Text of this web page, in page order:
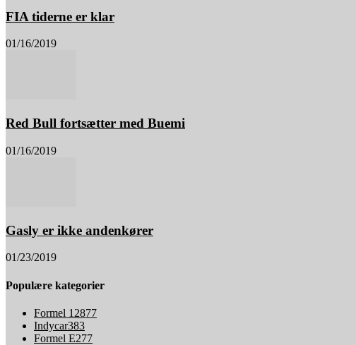
FIA tiderne er klar
01/16/2019
Red Bull fortsætter med Buemi
01/16/2019
Gasly er ikke andenkører
01/23/2019
Populære kategorier
Formel 1 2877
Indycar383
Formel E277